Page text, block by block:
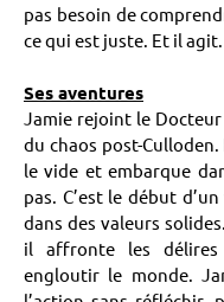
pas besoin de
ce qui est juste. Et il
Ses aventures
Jamie rejoint le
du chaos post-
le vide et embarque
pas. C’est le début
dans des valeurs
il affronte les
engloutir le monde.